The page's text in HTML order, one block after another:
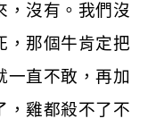
，沒有。我們沒
，那個牛肯定把
一直不敢，再加
，雞都殺不了不